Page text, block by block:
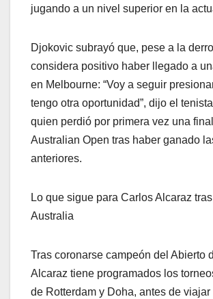
jugando a un nivel superior en la
Djokovic subrayó que, pese a la
considera positivo haber llegado a
en Melbourne: “Voy a seguir
tengo otra oportunidad”, dijo el
quien perdió por primera vez una
Australian Open tras haber ganado
anteriores.
Lo que sigue para Carlos Alcaraz
Australia
Tras coronarse campeón del Abierto
Alcaraz tiene programados los
de Rotterdam y Doha, antes de